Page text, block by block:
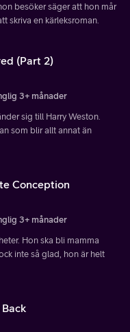
besöker säger att hon mår
skriva en kärleksroman.
(Part 2)
3+ månader
sig till Harry Weston.
som blir allt annat än
Conception
3+ månader
Hon ska bli mamma
inte så glad, hon är helt
Back